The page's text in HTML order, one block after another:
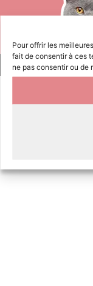
Pour offrir les
fait de consentir à ces
ne pas consentir ou